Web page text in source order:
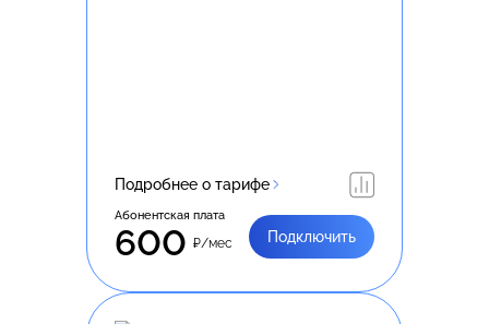
Подробнее о тарифе
Абонентская плата
600 ₽/мес Подключить